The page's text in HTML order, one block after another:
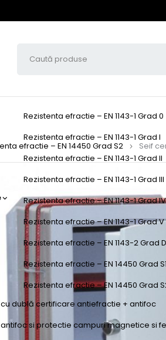
Rezistenta efractie – EN 1143-1 Grad 0
Rezistenta efractie – EN 1143-1 Grad I
Rezistenta efractie – EN 1143-1 Grad II
Rezistenta efractie – EN 1143-1 Grad III
Rezistenta efractie – EN 1143-1 Grad IV
Rezistenta efractie – EN 1143-1 Grad V
Rezistenta efractie – EN 1143-2 Grad
Rezistenta efractie – EN 14450 Grad S1
Rezistenta efractie – EN 14450 Grad
cu dublă certificare antiefractie + antifoc
antifoc si protectie campuri magnetice si
efractie – EN 14450 Grad S2 Seif